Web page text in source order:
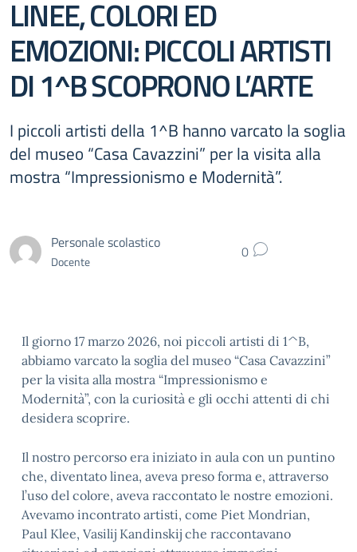
LINEE, COLORI ED
EMOZIONI: PICCOLI ARTISTI
DI 1^B SCOPRONO L’ARTE
I piccoli artisti della 1^B hanno varcato la soglia
del museo “Casa Cavazzini” per la visita alla
mostra “Impressionismo e Modernità”.
Personale scolastico
Docente 0
Il giorno 17 marzo 2026, noi piccoli artisti di 1^B,
abbiamo varcato la soglia del museo “Casa Cavazzini”
per la visita alla mostra “Impressionismo e
Modernità”, con la curiosità e gli occhi attenti di chi
desidera scoprire.
Il nostro percorso era iniziato in aula con un puntino
che, diventato linea, aveva preso forma e, attraverso
l’uso del colore, aveva raccontato le nostre emozioni.
Avevamo incontrato artisti, come Piet Mondrian,
Paul Klee, Vasilij Kandinskij che raccontavano